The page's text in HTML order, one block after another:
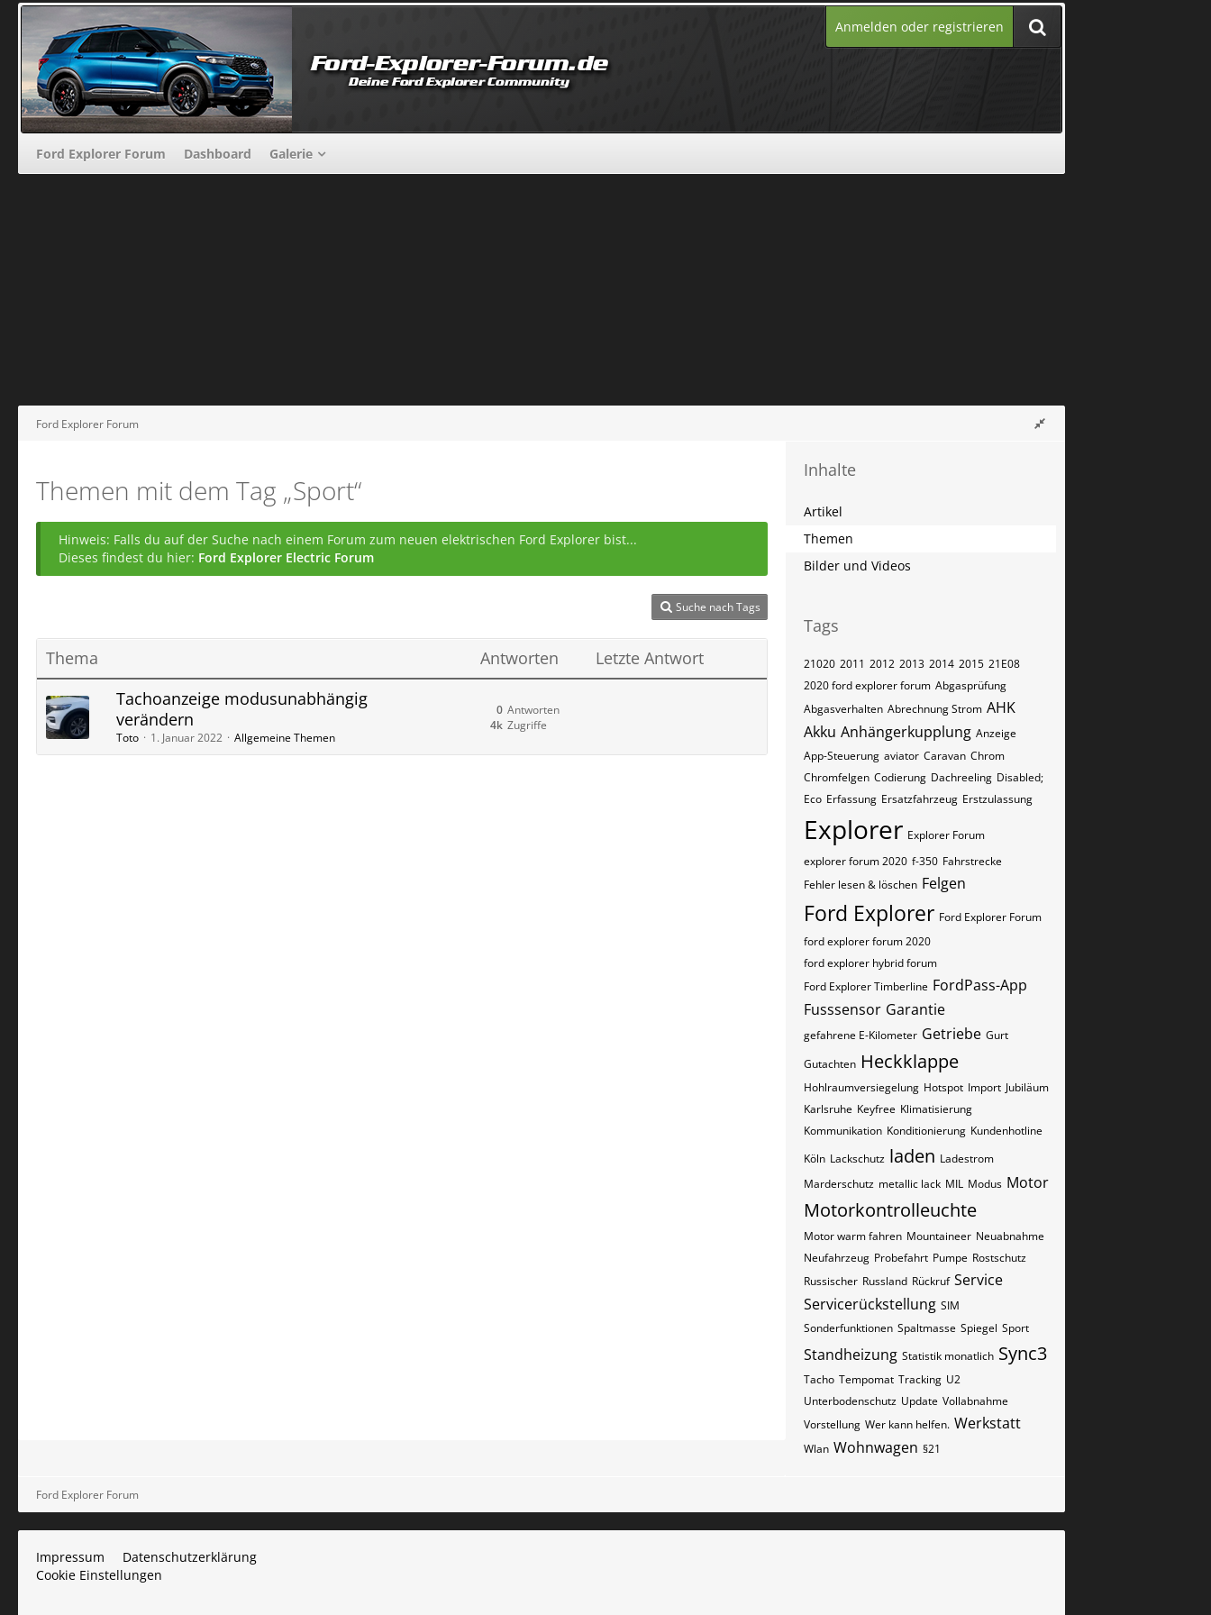
Anmelden oder registrieren
Ford Explorer Forum Dashboard Galerie
Ford Explorer Forum
Themen mit dem Tag „Sport“
Hinweis: Falls du auf der Suche nach einem Forum zum neuen elektrischen Ford Explorer bist...
Dieses findest du hier: Ford Explorer Electric Forum
Suche nach Tags
Thema Antworten
Letzte Antwort
Tachoanzeige modusunabhängig
verändern
Toto 1. Januar 2022 Allgemeine Themen
Antworten
0
Zugriffe
4k
Inhalte
Artikel
Themen
Bilder und Videos
Tags
21020 2011 2012 2013 2014 2015 21E08
2020 ford explorer forum Abgasprüfung
Abgasverhalten Abrechnung Strom AHK
Akku Anhängerkupplung Anzeige
App-Steuerung aviator Caravan Chrom
Chromfelgen Codierung Dachreeling Disabled;
Eco Erfassung Ersatzfahrzeug Erstzulassung
Explorer Explorer Forum
explorer forum 2020 f-350 Fahrstrecke
Fehler lesen & löschen Felgen
Ford Explorer Ford Explorer Forum
ford explorer forum 2020
ford explorer hybrid forum
Ford Explorer Timberline FordPass-App
Fusssensor Garantie
gefahrene E-Kilometer Getriebe Gurt
Gutachten Heckklappe
Hohlraumversiegelung Hotspot Import Jubiläum
Karlsruhe Keyfree Klimatisierung
Kommunikation Konditionierung Kundenhotline
Köln Lackschutz laden Ladestrom
Marderschutz metallic lack MIL Modus Motor
Motorkontrolleuchte
Motor warm fahren Mountaineer Neuabnahme
Neufahrzeug Probefahrt Pumpe Rostschutz
Russischer Russland Rückruf Service
Servicerückstellung SIM
Sonderfunktionen Spaltmasse Spiegel Sport
Standheizung Statistik monatlich Sync3
Tacho Tempomat Tracking U2
Unterbodenschutz Update Vollabnahme
Vorstellung Wer kann helfen. Werkstatt
Wlan Wohnwagen §21
Ford Explorer Forum
Impressum
Datenschutzerklärung
Cookie Einstellungen